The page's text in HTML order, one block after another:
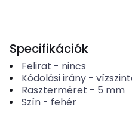
Specifikációk
Felirat - nincs
Kódolási irány-
Raszterméret - 5 mm
Szín- fehér